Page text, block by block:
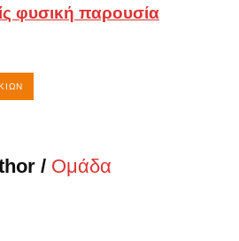
φυσική παρουσία
/ Ομάδα